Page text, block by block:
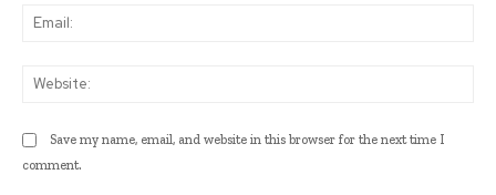
Save my name, email, and website in this browser for the next time I
comment.